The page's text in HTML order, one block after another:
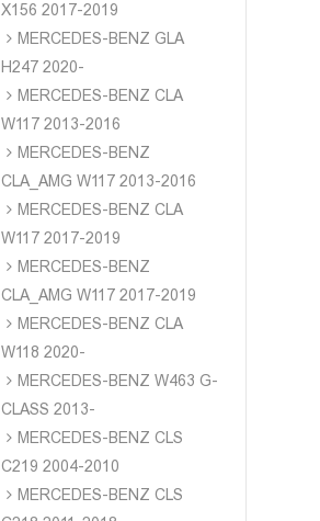
X156 2017-2019
MERCEDES-BENZ GLA
H247 2020-
MERCEDES-BENZ CLA
W117 2013-2016
MERCEDES-BENZ
CLA_AMG W117 2013-2016
MERCEDES-BENZ CLA
W117 2017-2019
MERCEDES-BENZ
CLA_AMG W117 2017-2019
MERCEDES-BENZ CLA
W118 2020-
MERCEDES-BENZ W463 G-
CLASS 2013-
MERCEDES-BENZ CLS
C219 2004-2010
MERCEDES-BENZ CLS